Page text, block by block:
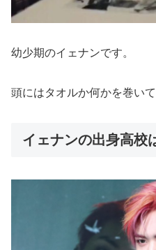
幼少期のイェナンです。
頭にはタオルか何かを巻い
イェナンの出身高校